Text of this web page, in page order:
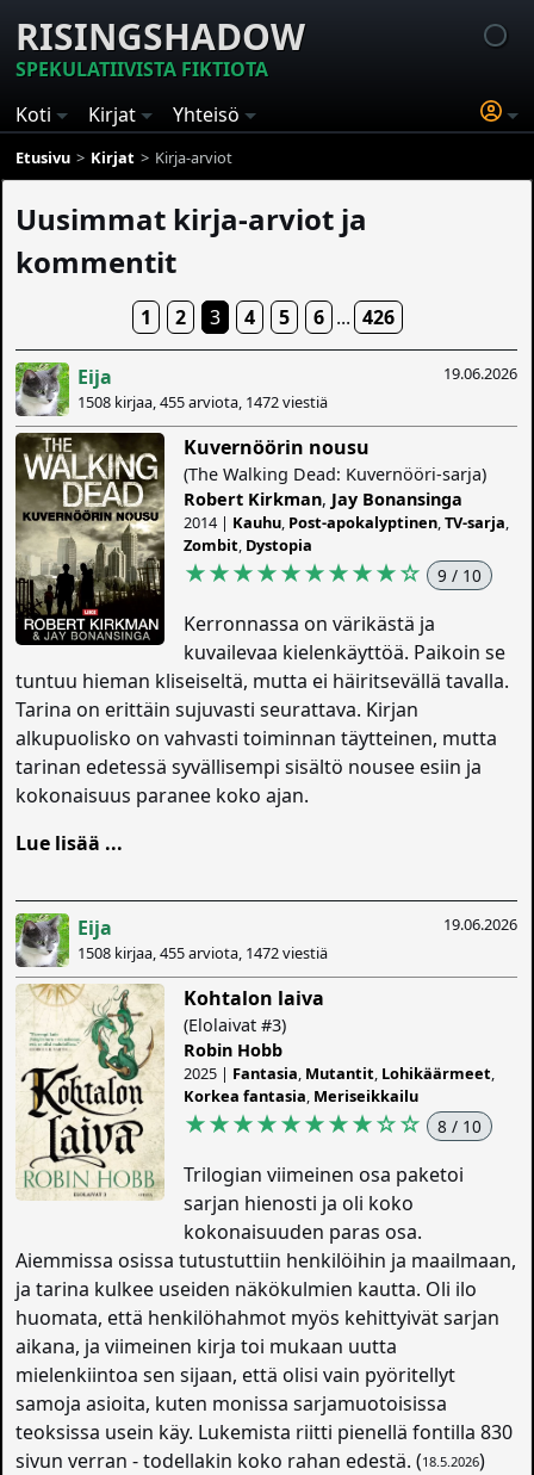
RISINGSHADOW
SPEKULATIIVISTA FIKTIOTA
Koti
Kirjat Yhteisö
Etusivu Kirjat Kirja-arviot
Uusimmat kirja-arviot ja
kommentit
1 2 3 4 5 6 ... 426
19.06.2026
Eija
1508 kirjaa, 455 arviota, 1472 viestiä
Kuvernöörin nousu
(The Walking Dead: Kuvernööri-sarja)
Robert Kirkman, Jay Bonansinga
2014 | Kauhu Post-apokalyptinen ,TV-sarja
Zombit Dystopia
★★★★★★★★★☆ 9 / 10
Kerronnassa on värikästä ja
kuvailevaa kielenkäyttöä. Paikoin se
tuntuu hieman kliseiseltä, mutta ei häiritsevällä tavalla.
Tarina on erittäin sujuvasti seurattava. Kirjan
alkupuolisko on vahvasti toiminnan täytteinen, mutta
tarinan edetessä syvällisempi sisältö nousee esiin ja
kokonaisuus paranee koko ajan.
Lue lisää ...
19.06.2026
Eija
1508 kirjaa, 455 arviota, 1472 viestiä
Kohtalon laiva
(Elolaivat #3)
Robin Hobb
2025 | Fantasia Mutantit Lohikäärmeet
Korkea fantasia Meriseikkailu
★★★★★★★★☆☆ 8 / 10
Trilogian viimeinen osa paketoi
sarjan hienosti ja oli koko
kokonaisuuden paras osa.
Aiemmissa osissa tutustuttiin henkilöihin ja maailmaan,
ja tarina kulkee useiden näkökulmien kautta. Oli ilo
huomata, että henkilöhahmot myös kehittyivät sarjan
aikana, ja viimeinen kirja toi mukaan uutta
mielenkiintoa sen sijaan, että olisi vain pyöritellyt
samoja asioita, kuten monissa sarjamuotoisissa
teoksissa usein käy. Lukemista riitti pienellä fontilla 830
sivun verran - todellakin koko rahan edestä. (18.5.2026)